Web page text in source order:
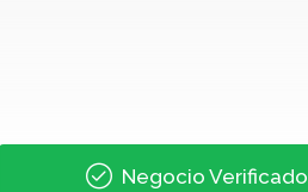
Negocio Verificado